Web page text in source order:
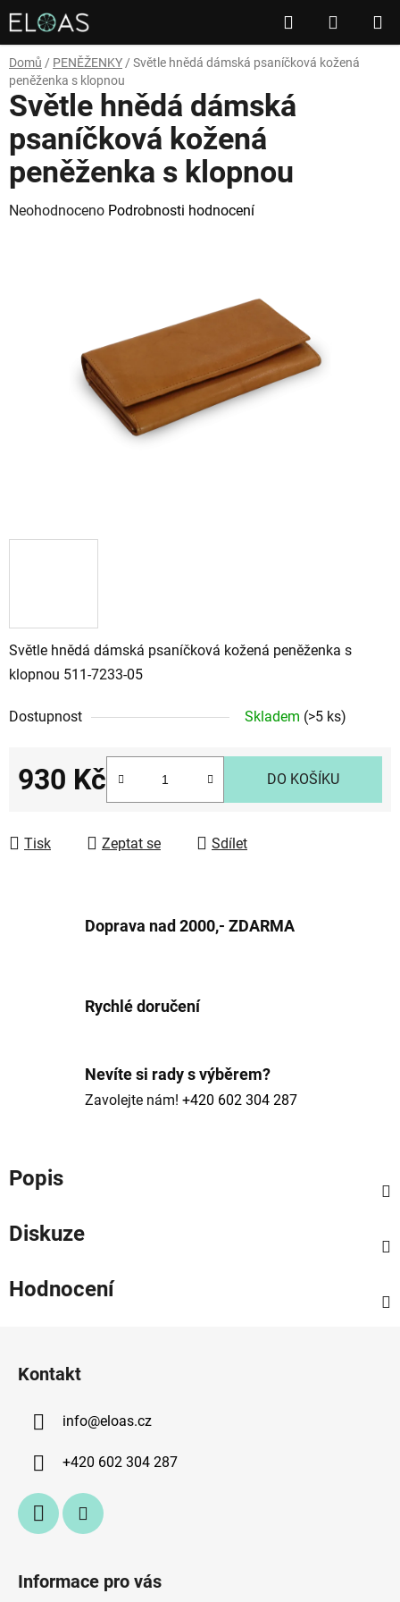
Přejít
na
obsah
Hledat
KOŠÍK
Domů / PENĚŽENKY / Světle hnědá dámská psaníčková kožená
peněženka s klopnou
Světle hnědá dámská psaníčková kožená peněženka s
klopnou 511-7233-05
Dostupnost Skladem (>5 ks)
930 Kč DO KOŠÍKU
Tisk Zeptat se Sdílet
Světle hnědá dámská
psaníčková kožená
peněženka s klopnou
Průměrné
Neohodnoceno Podrobnosti hodnocení
Doprava nad 2000,- ZDARMA
Rychlé doručení
Nevíte si rady s výběrem?
Zavolejte nám! +420 602 304 287
Popis
Diskuze
Hodnocení
Kontakt
info@eloas.cz
+420 602 304 287
Informace pro vás